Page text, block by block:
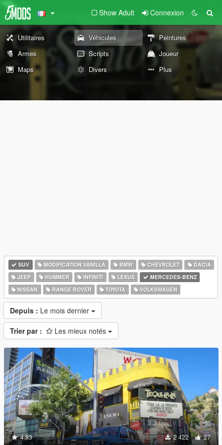
Show Adult Connexion
Utilitaires Véhicules
Peintures
Armes
Scripts
Joueur
Maps
Divers Plus
SUV MODIFICATION VANILLA BMW CHEVROLET
DACIA
JEEP
HUMMER INFINITI LEXUS
MERCEDES-BENZ
NISSAN
RANGE ROVER TOYOTA VOLKSWAGEN
Depuis : Le mois dernier
Trier par : Les mieux notés
4.83 2 422 27